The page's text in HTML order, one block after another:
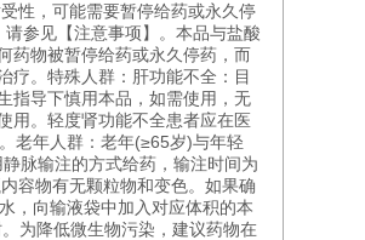
性，可能需要暂停给药或永久停
参见【注意事项】。本品与盐酸
药物被暂停给药或永久停药，而
疗。特殊人群：肝功能不全：目
指导下慎用本品，如需使用，无
用。轻度肾功能不全患者应在医
老年人群：老年(≥65岁)与年轻
脉输注的方式给药，输注时间为
容物有无颗粒物和变色。如果确
，向输液袋中加入对应体积的本
为降低微生物污染，建议药物在